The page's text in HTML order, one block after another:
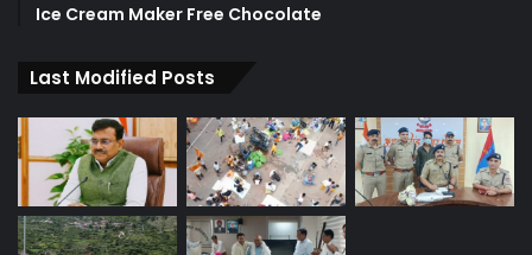
Ice Cream Maker Free Chocolate
Last Modified Posts